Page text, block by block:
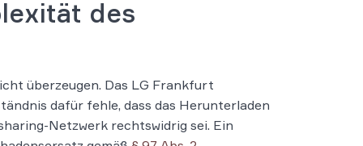
des
überzeugen. Das LG Frankfurt
dafür fehle, dass das Herunterladen
Netzwerk rechtswidrig sei. Ein